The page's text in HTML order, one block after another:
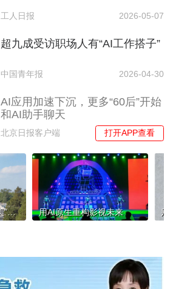
工人日报 2026-05-07
超九成受访职场人有“AI工作搭子”
中国青年报 2026-04-30
AI应用加速下沉，更多“60后”开始
和AI助手聊天
北京日报客户端 打开APP查看
有AI｜“这么近、那么美”！用希区柯克变焦，看京津冀地标 用AI原生重构影视未来